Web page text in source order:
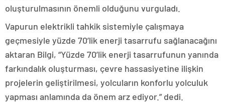
oluşturulmasının önemli olduğunu vurguladı.
Vapurun elektrikli tahkik sistemiyle çalışmaya
geçmesiyle yüzde 70’lik enerji tasarrufu sağlanacağını
aktaran Bilgi, “Yüzde 70’lik enerji tasarrufunun yanında
farkındalık oluşturması, çevre hassasiyetine ilişkin
projelerin geliştirilmesi, yolcuların konforlu yolculuk
yapması anlamında da önem arz ediyor.” dedi.